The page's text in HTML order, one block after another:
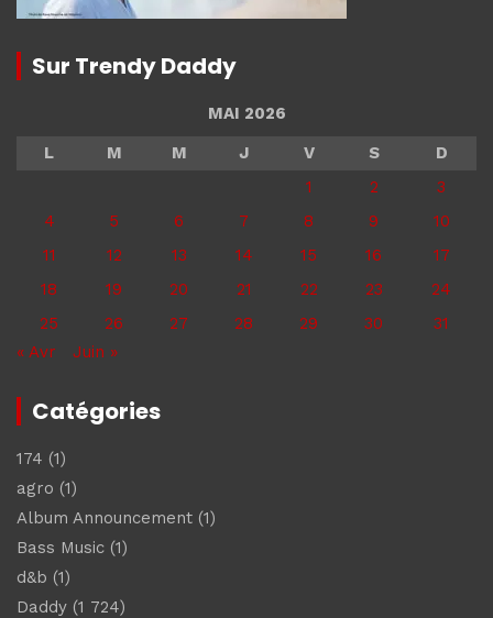
Sur Trendy Daddy
MAI 2026
L
M M J V S
D
1
2
3
4
5 6 7 8 9
10
11
12 13 14 15 16
17
18
19 20 21 22 23
24
25
26 27 28 29 30
31
« Avr
Juin »
Catégories
174 (1)
agro (1)
Album Announcement (1)
Bass Music (1)
d&b (1)
Daddy (1 724)